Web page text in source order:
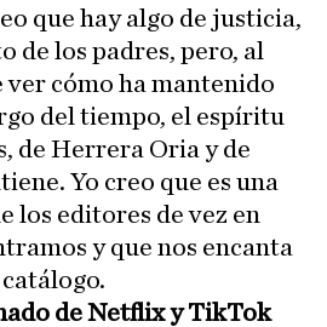
que hay algo de justicia,
de los padres, pero, al
ver cómo ha mantenido
del tiempo, el espíritu
de Herrera Oria y de
Yo creo que es una
los editores de vez en
y que nos encanta
de Netflix y TikTok